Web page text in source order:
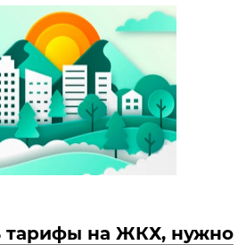
тарифы на ЖКХ, нужно